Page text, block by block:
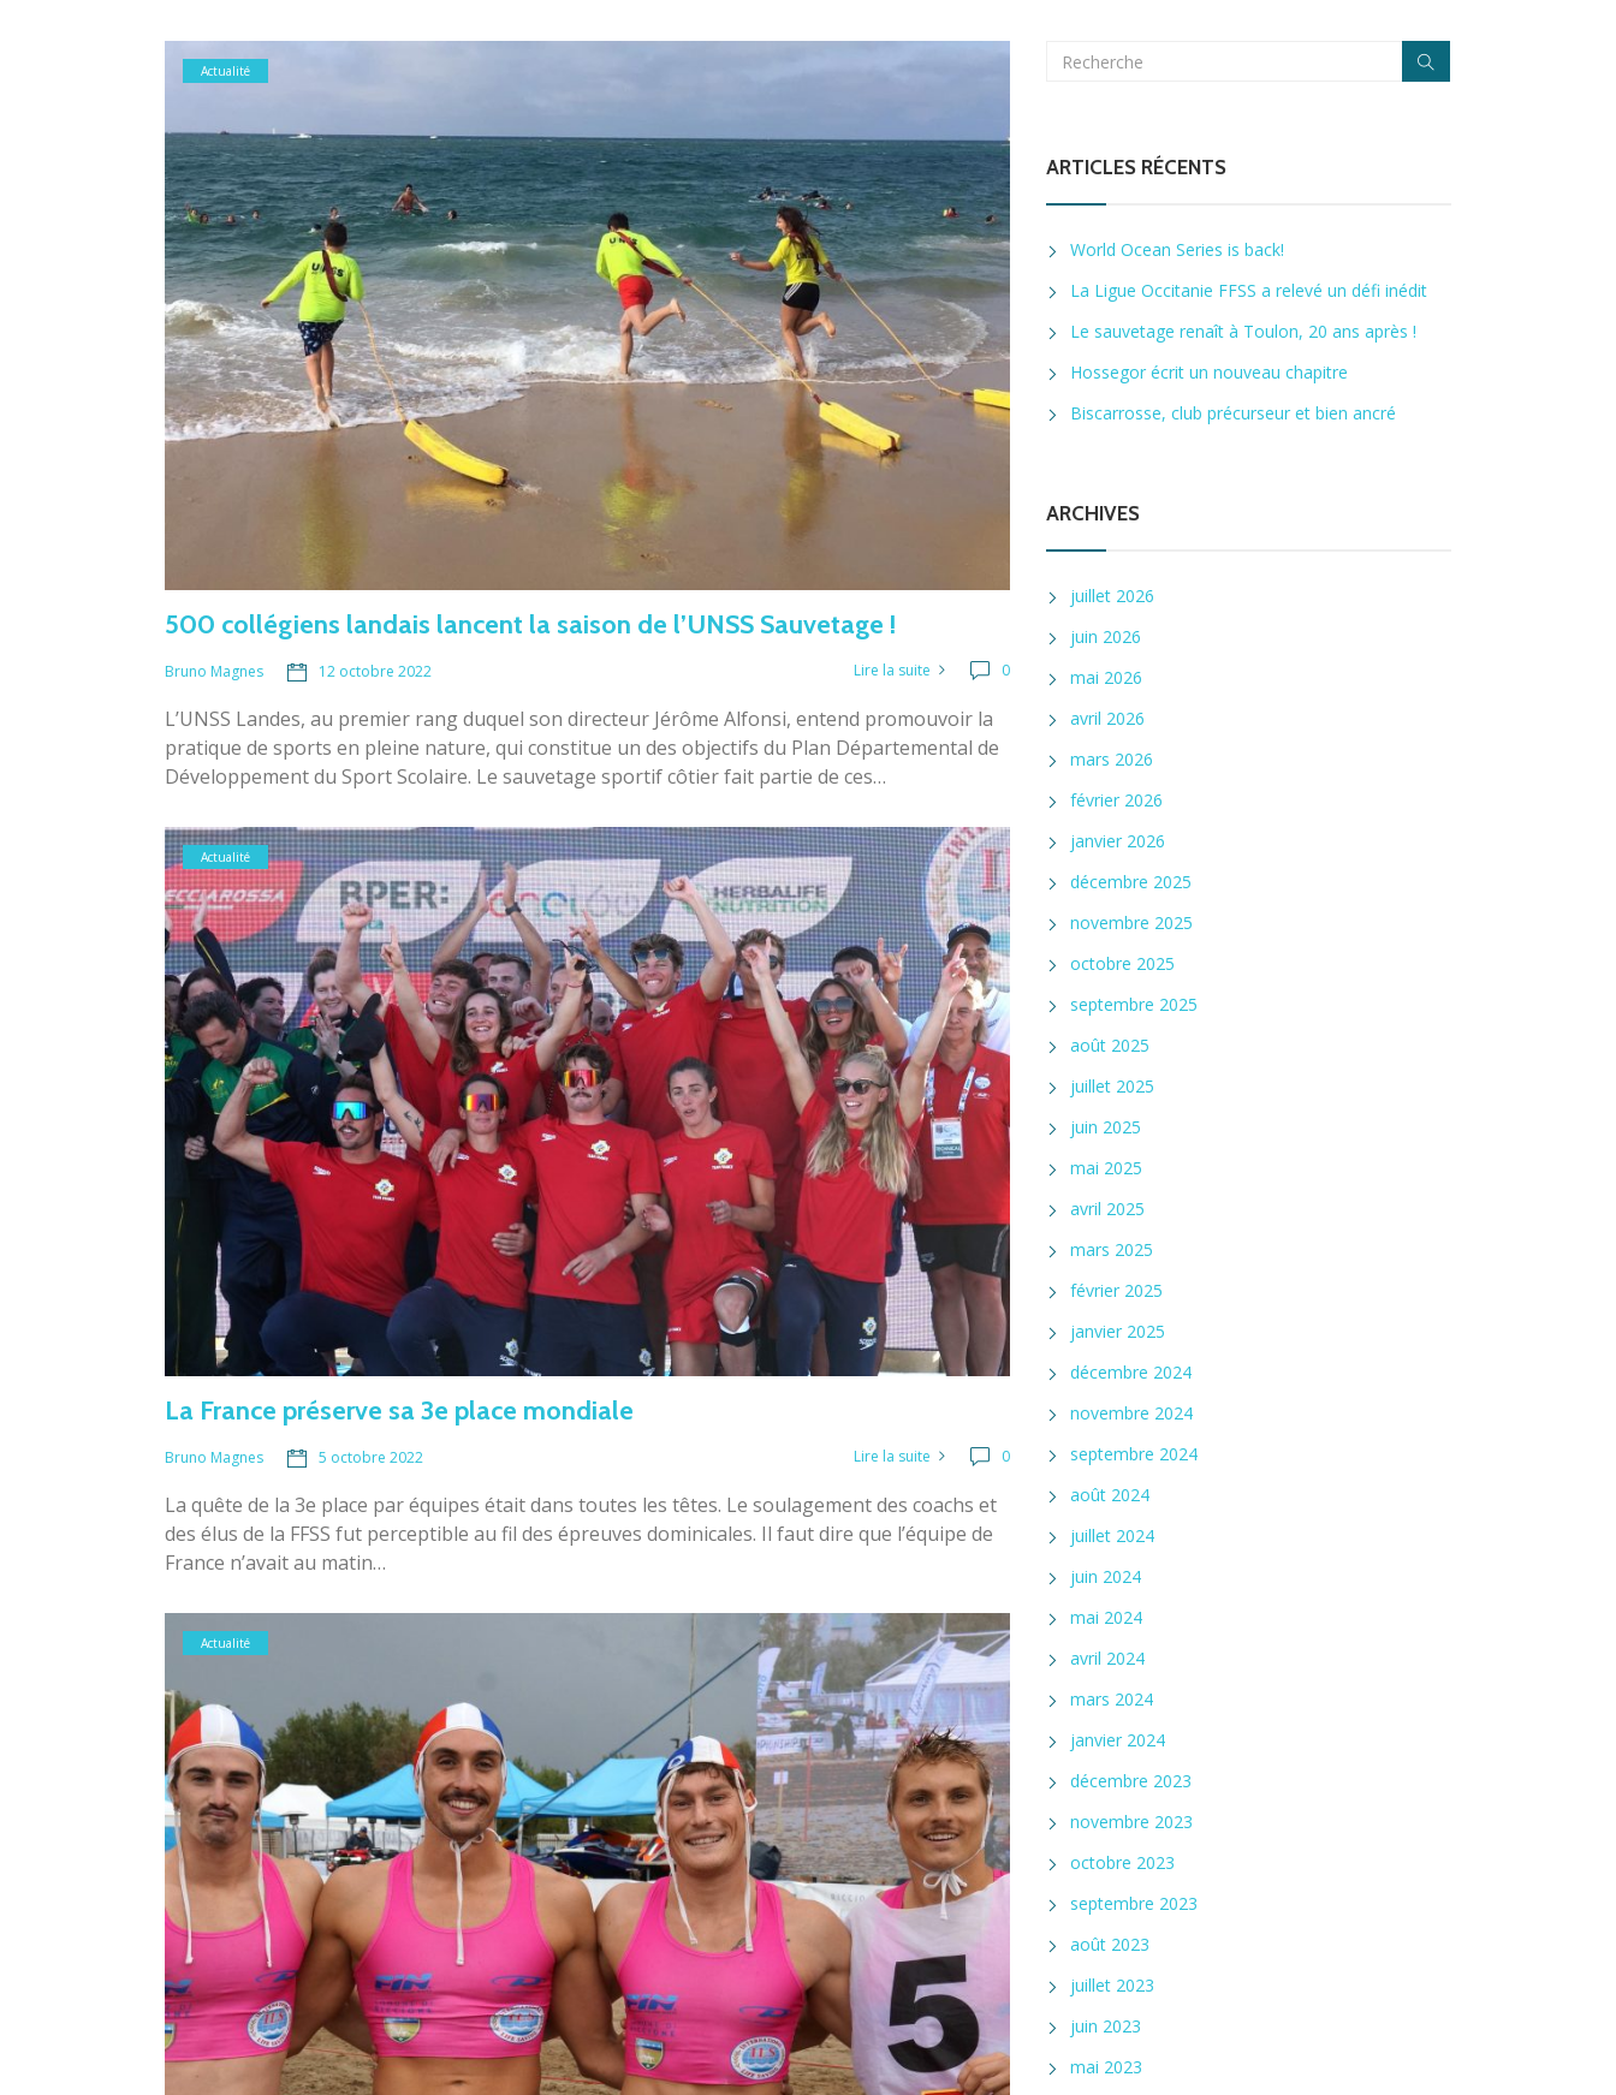
Actualité
500 collégiens landais lancent la saison de l’UNSS Sauvetage !
Bruno Magnes 12 octobre 2022 0
Lire la suite
L’UNSS Landes, au premier rang duquel son directeur Jérôme Alfonsi, entend promouvoir la
pratique de sports en pleine nature, qui constitue un des objectifs du Plan Départemental de
Développement du Sport Scolaire. Le sauvetage sportif côtier fait partie de ces…
Actualité
La France préserve sa 3e place mondiale
Bruno Magnes 5 octobre 2022 0
Lire la suite
La quête de la 3e place par équipes était dans toutes les têtes. Le soulagement des coachs et
des élus de la FFSS fut perceptible au fil des épreuves dominicales. Il faut dire que l’équipe de
France n’avait au matin…
Actualité
ARTICLES RÉCENTS
World Ocean Series is back!
La Ligue Occitanie FFSS a relevé un défi inédit
Le sauvetage renaît à Toulon, 20 ans après !
Hossegor écrit un nouveau chapitre
Biscarrosse, club précurseur et bien ancré
ARCHIVES
juillet 2026
juin 2026
mai 2026
avril 2026
mars 2026
février 2026
janvier 2026
décembre 2025
novembre 2025
octobre 2025
septembre 2025
août 2025
juillet 2025
juin 2025
mai 2025
avril 2025
mars 2025
février 2025
janvier 2025
décembre 2024
novembre 2024
septembre 2024
août 2024
juillet 2024
juin 2024
mai 2024
avril 2024
mars 2024
janvier 2024
décembre 2023
novembre 2023
octobre 2023
septembre 2023
août 2023
juillet 2023
juin 2023
mai 2023